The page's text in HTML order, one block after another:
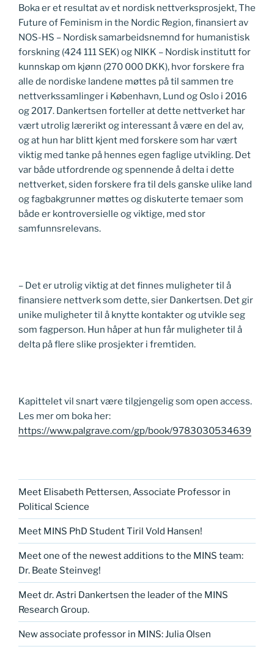
Boka er et resultat av et nordisk nettverksprosjekt, The
Future of Feminism in the Nordic Region, finansiert av
NOS-HS – Nordisk samarbeidsnemnd for humanistisk
forskning (424 111 SEK) og NIKK – Nordisk institutt for
kunnskap om kjønn (270 000 DKK), hvor forskere fra
alle de nordiske landene møttes på til sammen tre
nettverkssamlinger i København, Lund og Oslo i 2016
og 2017. Dankertsen forteller at dette nettverket har
vært utrolig lærerikt og interessant å være en del av,
og at hun har blitt kjent med forskere som har vært
viktig med tanke på hennes egen faglige utvikling. Det
var både utfordrende og spennende å delta i dette
nettverket, siden forskere fra til dels ganske ulike land
og fagbakgrunner møttes og diskuterte temaer som
både er kontroversielle og viktige, med stor
samfunnsrelevans.
– Det er utrolig viktig at det finnes muligheter til å
finansiere nettverk som dette, sier Dankertsen. Det gir
unike muligheter til å knytte kontakter og utvikle seg
som fagperson. Hun håper at hun får muligheter til å
delta på flere slike prosjekter i fremtiden.
Kapittelet vil snart være tilgjengelig som open access.
Les mer om boka her:
https://www.palgrave.com/gp/book/9783030534639
Meet Elisabeth Pettersen, Associate Professor in
Political Science
Meet MINS PhD Student Tiril Vold Hansen!
Meet one of the newest additions to the MINS team:
Dr. Beate Steinveg!
Meet dr. Astri Dankertsen the leader of the MINS
Research Group.
New associate professor in MINS: Julia Olsen